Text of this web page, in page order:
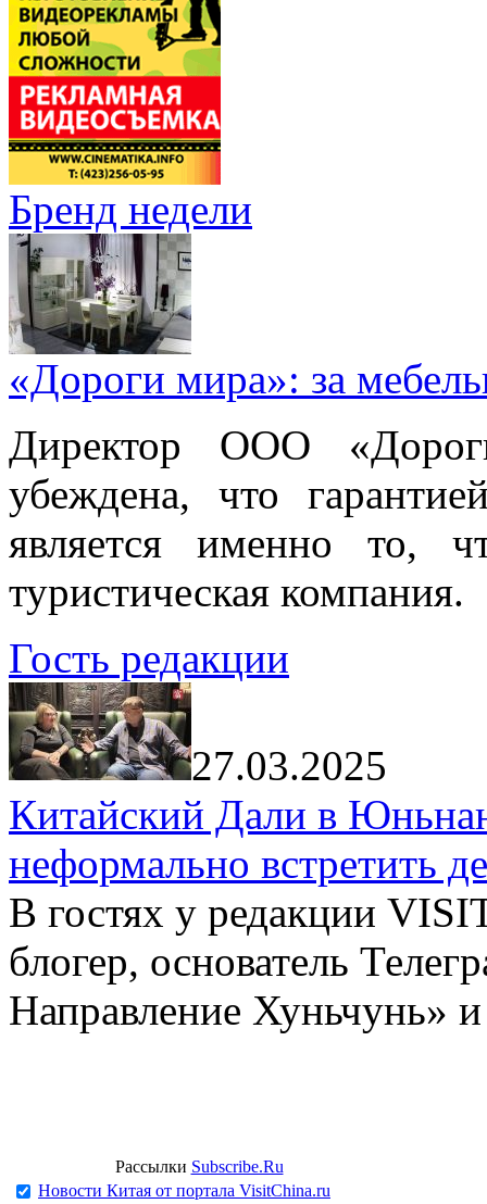
Бренд недели
«Дороги мира»: за
Директор ООО
убеждена, что
является именно то,
туристическая компания.
Гость редакции
27.03.2025
Китайский Дали в
неформально встретить
В гостях у редакции
блогер, основатель
Направление Хуньчунь»
Рассылки Subscribe.Ru
Новости Китая от портала VisitChina.ru